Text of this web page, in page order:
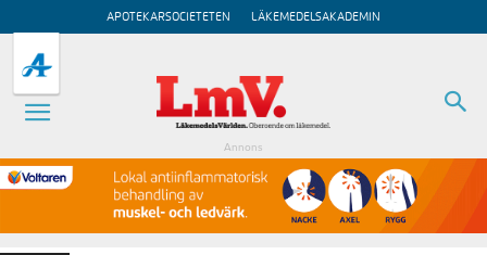
APOTEKARSOCIETETEN LÄKEMEDELSAKADEMIN
Annons